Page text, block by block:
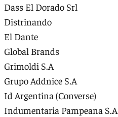
Dass El Dorado Srl
Distrinando
El Dante
Global Brands
Grimoldi S.A
Grupo Addnice S.A
Id Argentina (Converse)
Indumentaria Pampeana S.A